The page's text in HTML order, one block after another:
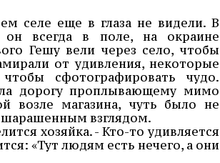
селе еще в глаза не видели. В
всегда в поле, на окраине
Гешу вели через село, чтобы
от удивления, некоторые
сфотографировать чудо.
дорогу проплывающему мимо
возле магазина, чуть было не
взглядом.
хозяйка. - Кто-то удивляется
«Тут людям есть нечего, а они